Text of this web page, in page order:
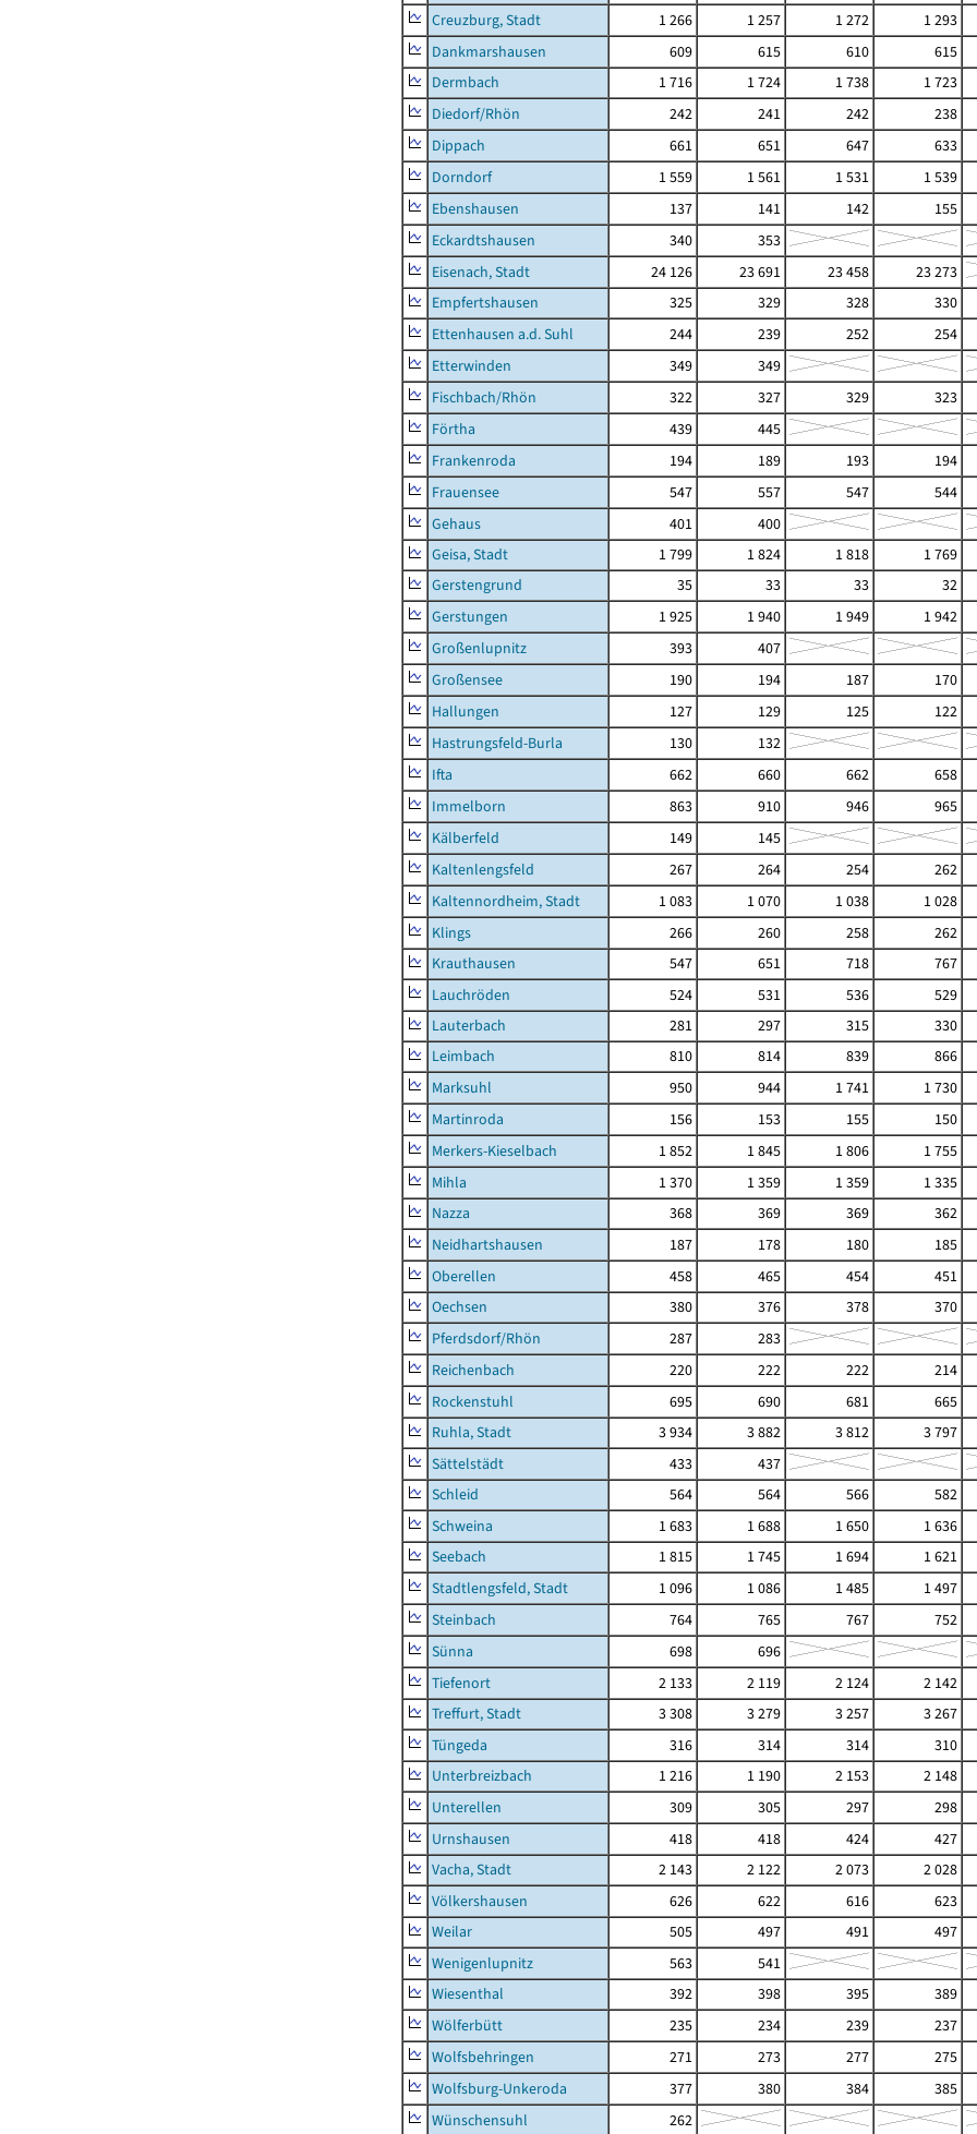
Creuzburg, Stadt
1 266 1 257 1 272 1 293
Dankmarshausen
609 615 610 615
Dermbach
1 716 1 724 1 738 1 723
Diedorf/Rhön
242 241 242 238
Dippach
661 651 647 633
Dorndorf
1 559 1 561 1 531 1 539
Ebenshausen
137 141 142 155
Eckardtshausen
340
353
Eisenach, Stadt
24 126 23 691 23 458
23 273
Empfertshausen
325 329 328 330
Ettenhausen a.d. Suhl
244 239 252 254
Etterwinden
349
349
Fischbach/Rhön
322 327 329 323
Förtha
439
445
Frankenroda
194 189 193 194
Frauensee
547 557 547 544
Gehaus
401
400
Geisa, Stadt
1 799 1 824 1 818 1 769
Gerstengrund
35 33 33 32
Gerstungen
1 925 1 940 1 949 1 942
Großenlupnitz
393
407
Großensee
190 194 187 170
Hallungen
127 129 125 122
Hastrungsfeld-Burla
130
132
Ifta
662 660 662 658
Immelborn
863 910 946 965
Kälberfeld
149
145
Kaltenlengsfeld
267 264 254 262
Kaltennordheim, Stadt
1 083 1 070 1 038 1 028
Klings
266 260 258 262
Krauthausen
547 651 718 767
Lauchröden
524 531 536 529
Lauterbach
281 297 315 330
Leimbach
810 814 839 866
Marksuhl
950 944 1 741 1 730
Martinroda
156 153 155 150
Merkers-Kieselbach
1 852 1 845 1 806 1 755
Mihla
1 370 1 359 1 359 1 335
Nazza
368 369 369 362
Neidhartshausen
187 178 180 185
Oberellen
458 465 454 451
Oechsen
380 376 378 370
Pferdsdorf/Rhön
287
283
Reichenbach
220 222 222 214
Rockenstuhl
695 690 681 665
Ruhla, Stadt
3 934 3 882 3 812 3 797
Sättelstädt
433
437
Schleid
564 564 566 582
Schweina
1 683 1 688 1 650 1 636
Seebach
1 815 1 745 1 694 1 621
Stadtlengsfeld, Stadt
1 096 1 086 1 485 1 497
Steinbach
764 765 767 752
Sünna
698
696
Tiefenort
2 133 2 119 2 124 2 142
Treffurt, Stadt
3 308 3 279 3 257 3 267
Tüngeda
316 314 314 310
Unterbreizbach
1 216 1 190 2 153 2 148
Unterellen
309 305 297 298
Urnshausen
418 418 424 427
Vacha, Stadt
2 143 2 122 2 073 2 028
Völkershausen
626 622 616 623
Weilar
505 497 491 497
Wenigenlupnitz
563
541
Wiesenthal
392 398 395 389
Wölferbütt
235 234 239 237
Wolfsbehringen
271 273 277 275
Wolfsburg-Unkeroda
377 380 384 385
Wünschensuhl
262